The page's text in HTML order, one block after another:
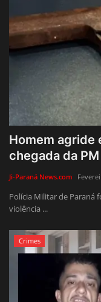
Homem agride
chegada da
Ji-Paraná News.com
Polícia Militar de Paraná
violência ...
Crimes